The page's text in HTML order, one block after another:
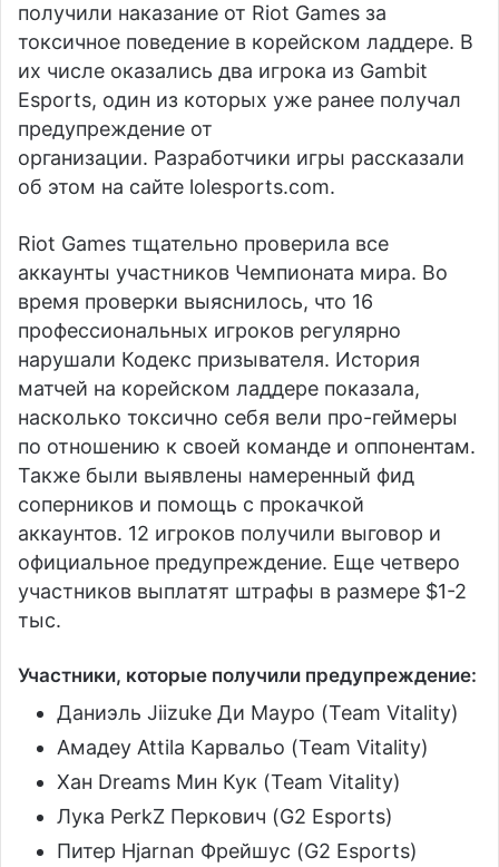
получили наказание от Riot Games за
токсичное поведение в корейском ладдере. В
их числе оказались два игрока из Gambit
Esports, один из которых уже ранее получал
предупреждение от
организации. Разработчики игры рассказали
об этом на сайте lolesports.com.
Riot Games тщательно проверила все
аккаунты участников Чемпионата мира. Во
время проверки выяснилось, что 16
профессиональных игроков регулярно
нарушали Кодекс призывателя. История
матчей на корейском ладдере показала,
насколько токсично себя вели про-геймеры
по отношению к своей команде и оппонентам.
Также были выявлены намеренный фид
соперников и помощь с прокачкой
аккаунтов. 12 игроков получили выговор и
официальное предупреждение. Еще четверо
участников выплатят штрафы в размере $1-2
тыс.
Участники, которые получили предупреждение:
Даниэль Jiizuke Ди Мауро (Team Vitality)
Амадеу Attila Карвальо (Team Vitality)
Хан Dreams Мин Кук (Team Vitality)
Лука PerkZ Перкович (G2 Esports)
Питер Hjarnan Фрейшус (G2 Esports)